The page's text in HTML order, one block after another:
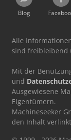
Blog
Alle
sind freibleibend
Mit der
und
Ausgewiesene
Eigentümern.
Machineseeker
den Inhalt